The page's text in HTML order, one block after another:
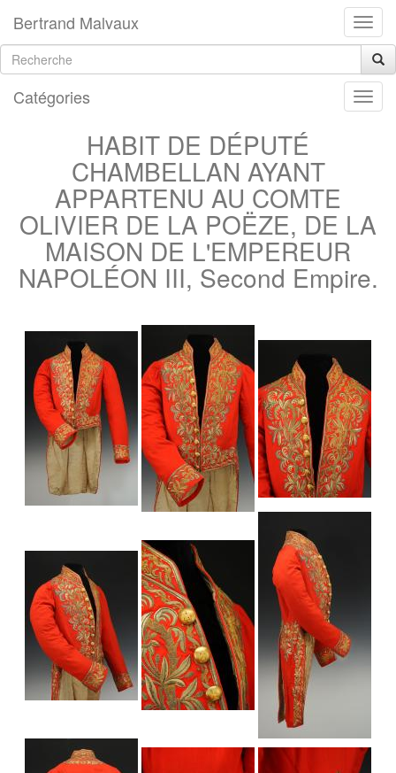
Bertrand Malvaux
Catégories
HABIT DE DÉPUTÉ
CHAMBELLAN AYANT
APPARTENU AU COMTE
OLIVIER DE LA POËZE, DE LA
MAISON DE L'EMPEREUR
NAPOLÉON III, Second Empire.